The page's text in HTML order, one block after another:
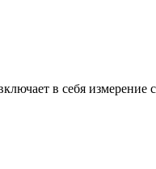
в себя измерение